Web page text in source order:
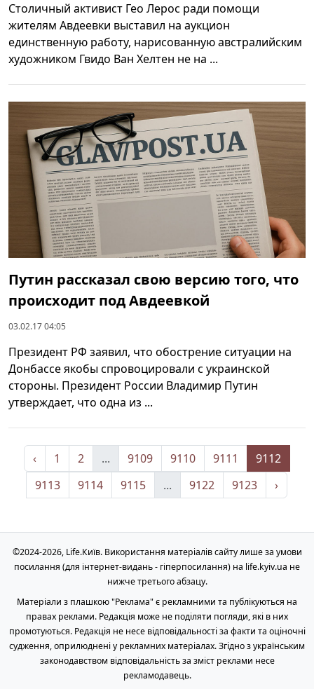
Столичный активист Гео Лерос ради помощи
жителям Авдеевки выставил на аукцион
единственную работу, нарисованную австралийским
художником Гвидо Ван Хелтен не на ...
Путин рассказал свою версию того, что
происходит под Авдеевкой
03.02.17 04:05
Президент РФ заявил, что обострение ситуации на
Донбассе якобы спровоцировали с украинской
стороны. Президент России Владимир Путин
утверждает, что одна из ...
‹ 1 2 ... 9109 9110 9111
9112
9113
9114 9115 ... 9122 9123 ›
©2024-2026, Life.Київ. Використання матеріалів сайту лише за умови
посилання (для інтернет-видань - гіперпосилання) на life.kyiv.ua не
нижче третього абзацу.
Матеріали з плашкою "Реклама" є рекламними та публікуються на
правах реклами. Редакція може не поділяти погляди, які в них
промотуються. Редакція не несе відповідальності за факти та оціночні
судження, оприлюднені у рекламних матеріалах. Згідно з українським
законодавством відповідальність за зміст реклами несе
рекламодавець.